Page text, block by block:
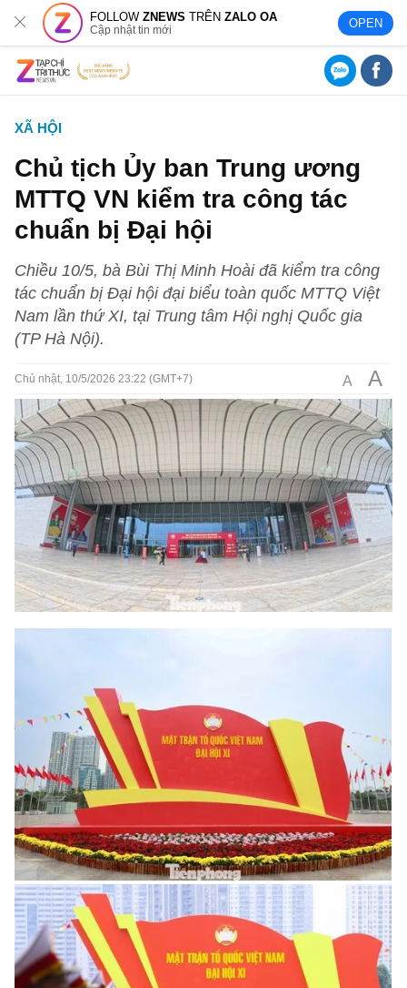
FOLLOWZNEWS TRÊNZALO OA
Cập nhật tin mới OPEN
XÃ HỘI
Chủ tịch Ủy ban Trung ương
MTTQ VN kiểm tra công tác
chuẩn bị Đại hội
Chiều 10/5, bà Bùi Thị Minh Hoài đã kiểm tra công
tác chuẩn bị Đại hội đại biểu toàn quốc MTTQ Việt
Nam lần thứ XI, tại Trung tâm Hội nghị Quốc gia
(TP Hà Nội).
Chủ nhật, 10/5/2026 23:22 (GMT+7) A A